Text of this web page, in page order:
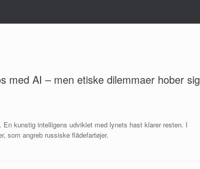
med AI – men etiske dilemmaer hober sig
kunstig intelligens udviklet med lynets hast klarer resten. I
som angreb russiske flådefartøjer.